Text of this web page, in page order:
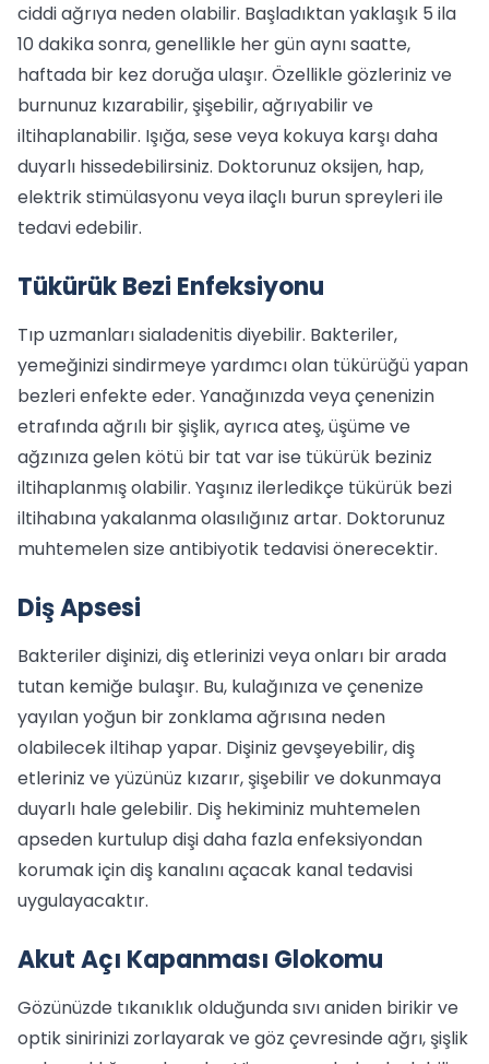
ciddi ağrıya neden olabilir. Başladıktan yaklaşık 5 ila
10 dakika sonra, genellikle her gün aynı saatte,
haftada bir kez doruğa ulaşır. Özellikle gözleriniz ve
burnunuz kızarabilir, şişebilir, ağrıyabilir ve
iltihaplanabilir. Işığa, sese veya kokuya karşı daha
duyarlı hissedebilirsiniz. Doktorunuz oksijen, hap,
elektrik stimülasyonu veya ilaçlı burun spreyleri ile
tedavi edebilir.
Tükürük Bezi Enfeksiyonu
Tıp uzmanları sialadenitis diyebilir. Bakteriler,
yemeğinizi sindirmeye yardımcı olan tükürüğü yapan
bezleri enfekte eder. Yanağınızda veya çenenizin
etrafında ağrılı bir şişlik, ayrıca ateş, üşüme ve
ağzınıza gelen kötü bir tat var ise tükürük beziniz
iltihaplanmış olabilir. Yaşınız ilerledikçe tükürük bezi
iltihabına yakalanma olasılığınız artar. Doktorunuz
muhtemelen size antibiyotik tedavisi önerecektir.
Diş Apsesi
Bakteriler dişinizi, diş etlerinizi veya onları bir arada
tutan kemiğe bulaşır. Bu, kulağınıza ve çenenize
yayılan yoğun bir zonklama ağrısına neden
olabilecek iltihap yapar. Dişiniz gevşeyebilir, diş
etleriniz ve yüzünüz kızarır, şişebilir ve dokunmaya
duyarlı hale gelebilir. Diş hekiminiz muhtemelen
apseden kurtulup dişi daha fazla enfeksiyondan
korumak için diş kanalını açacak kanal tedavisi
uygulayacaktır.
Akut Açı Kapanması Glokomu
Gözünüzde tıkanıklık olduğunda sıvı aniden birikir ve
optik sinirinizi zorlayarak ve göz çevresinde ağrı, şişlik